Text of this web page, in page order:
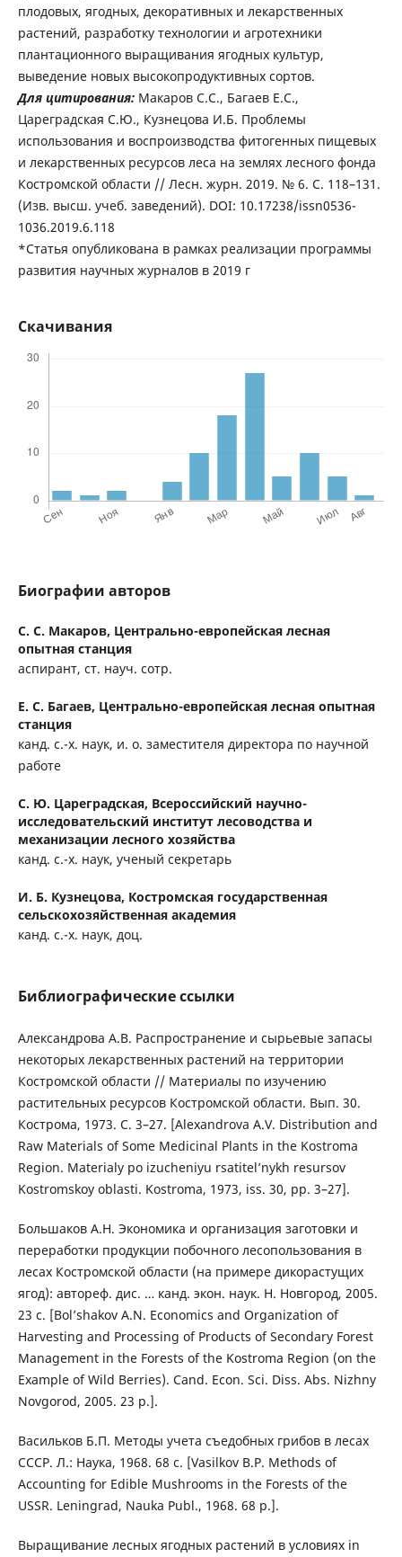
плодовых, ягодных, декоративных и лекарственных
растений, разработку технологии и агротехники
плантационного выращивания ягодных культур,
выведение новых высокопродуктивных сортов.
Для цитирования: Макаров С.С., Багаев Е.С.,
Цареградская С.Ю., Кузнецова И.Б. Проблемы
использования и воспроизводства фитогенных пищевых
и лекарственных ресурсов леса на землях лесного фонда
Костромской области // Лесн. журн. 2019. № 6. С. 118–131.
(Изв. высш. учеб. заведений). DOI: 10.17238/issn0536-
1036.2019.6.118
*Статья опубликована в рамках реализации программы
развития научных журналов в 2019 г
Скачивания
Биографии авторов
С. С. Макаров, Центрально-европейская лесная
опытная станция
аспирант, ст. науч. сотр.
Е. С. Багаев, Центрально-европейская лесная опытная
станция
канд. с.-х. наук, и. о. заместителя директора по научной
работе
С. Ю. Цареградская, Всероссийский научно-
исследовательский институт лесоводства и
механизации лесного хозяйства
канд. с.-х. наук, ученый секретарь
И. Б. Кузнецова, Костромская государственная
сельскохозяйственная академия
канд. с.-х. наук, доц.
Библиографические ссылки
Александрова А.В. Распространение и сырьевые запасы
некоторых лекарственных растений на территории
Костромской области // Материалы по изучению
растительных ресурсов Костромской области. Вып. 30.
Кострома, 1973. С. 3–27. [Alexandrova A.V. Distribution and
Raw Materials of Some Medicinal Plants in the Kostroma
Region. Materialy po izucheniyu rsatitel’nykh resursov
Kostromskoy oblasti. Kostroma, 1973, iss. 30, pp. 3–27].
Большаков А.Н. Экономика и организация заготовки и
переработки продукции побочного лесопользования в
лесах Костромской области (на примере дикорастущих
ягод): автореф. дис. … канд. экон. наук. Н. Новгород, 2005.
23 с. [Bol’shakov A.N. Economics and Organization of
Harvesting and Processing of Products of Secondary Forest
Management in the Forests of the Kostroma Region (on the
Example of Wild Berries). Cand. Econ. Sci. Diss. Abs. Nizhny
Novgorod, 2005. 23 p.].
Васильков Б.П. Методы учета съедобных грибов в лесах
СССР. Л.: Наука, 1968. 68 с. [Vasilkov B.P. Methods of
Accounting for Edible Mushrooms in the Forests of the
USSR. Leningrad, Nauka Publ., 1968. 68 p.].
Выращивание лесных ягодных растений в условиях in